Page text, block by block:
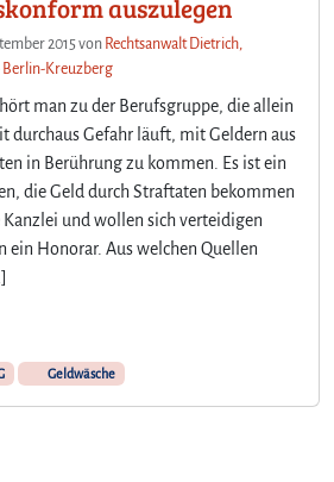
auszulegen
2015von Rechtsanwalt Dietrich,
Berlin-Kreuzberg
man zu der Berufsgruppe, die allein
durchaus Gefahr läuft, mit Geldern aus
in Berührung zu kommen. Es ist ein
die Geld durch Straftaten bekommen
und wollen sich verteidigen
ein Honorar. Aus welchen Quellen
Geldwäsche